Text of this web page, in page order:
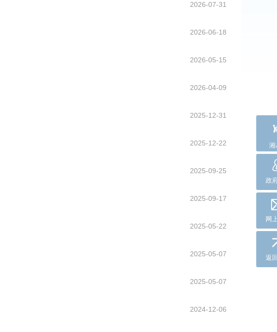
2026-07-31
2026-06-18
2026-05-15
2026-04-09
2025-12-31
2025-12-22
2025-09-25
2025-09-17
2025-05-22
2025-05-07
2025-05-07
2024-12-06
湘
政
网
返